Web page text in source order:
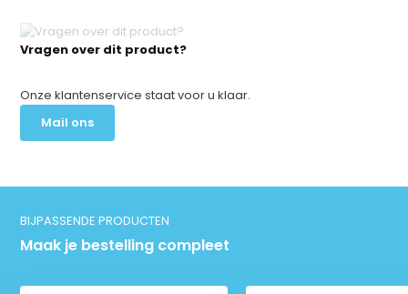
Vragen over dit product?
Onze klantenservice staat voor u klaar.
Mail ons
BIJPASSENDE PRODUCTEN
Maak je bestelling compleet